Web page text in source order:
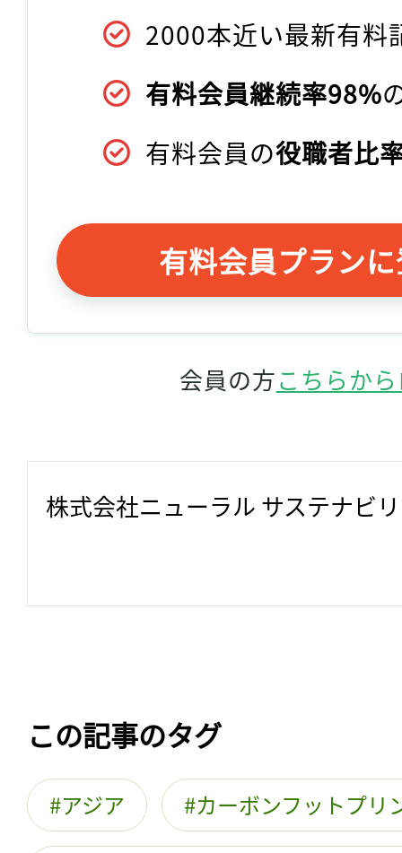
2000本近い最新有料
有料会員継続率98%
有料会員の役職者比
有料会員プラン
会員の方こちらか
株式会社ニューラル サステナビ
この記事のタグ
アジア カーボンフットプリ